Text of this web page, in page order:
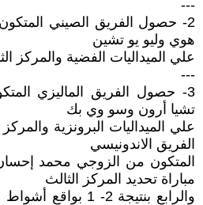
---
2- حصول الفريق الصيني
هوي وليو يو تشين
علي الميداليات الفضية والمركز
---
3- حصول الفريق الماليزي
تشيا أرون وسو وي بك
علي الميداليات البرونزية
الفريق الاندونيسي
المتكون من الزوجي محمد
مباراة تحديد المركز الثالث